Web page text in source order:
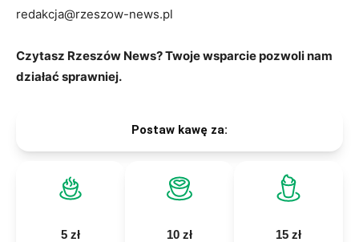
redakcja@rzeszow-news.pl
Czytasz Rzeszów News? Twoje wsparcie pozwoli nam
działać sprawniej.
Postaw kawę za:
5 zł 10 zł 15 zł